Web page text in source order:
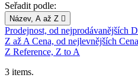
Seřadit podle:
Název, A až Z 
Prodejnost, od nejprodávanějších
Z až A Cena, od nejlevnějších
Z Reference, Z to A
3 items.